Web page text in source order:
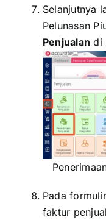
Selanjutnya
Pelunasan
Penjualan di
Pada formulir
faktur